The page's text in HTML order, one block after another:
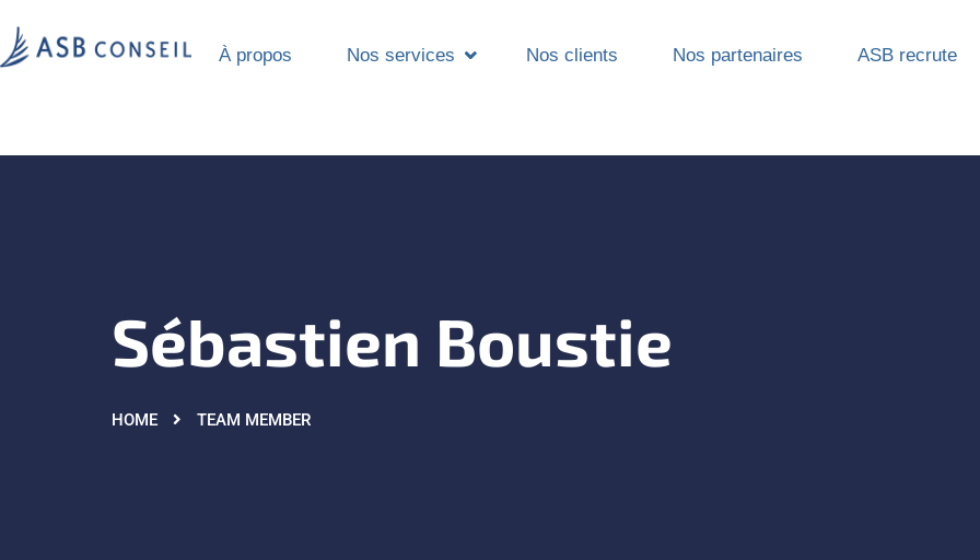
À propos Nos services Nos clients Nos partenaires ASB recrute
Sébastien Boustie
HOME TEAM MEMBER